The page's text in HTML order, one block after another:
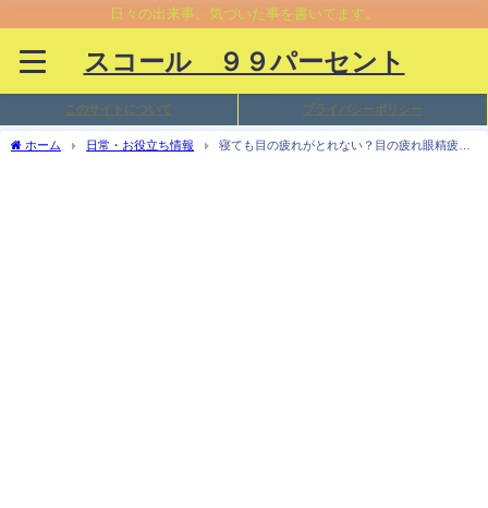
日々の出来事、気づいた事を書いてます。
スコール ９９パーセント
このサイトについて プライバシーポリシー
ホーム 日常・お役立ち情報
寝ても目の疲れがとれない？目の疲れ眼精疲労